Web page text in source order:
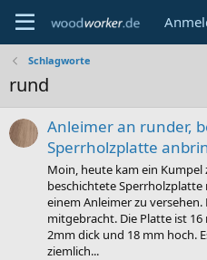
Schlagworte
rund
Anleimer an runder,
Sperrholzplatte
Moin, heute kam ein
beschichtete
einem Anleimer zu
mitgebracht. Die Platte ist
2mm dick und 18 mm hoch.
ziemlich...